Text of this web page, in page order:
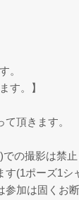
。
す。】
頂きます。
の撮影は禁
す(1ポーズ1シ
参加は固くお